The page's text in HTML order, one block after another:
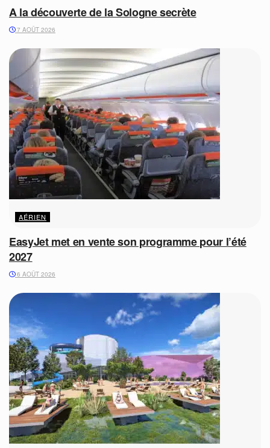
A la découverte de la Sologne secrète
7 AOÛT 2026
AÉRIEN
EasyJet met en vente son programme pour l’été
2027
6 AOÛT 2026